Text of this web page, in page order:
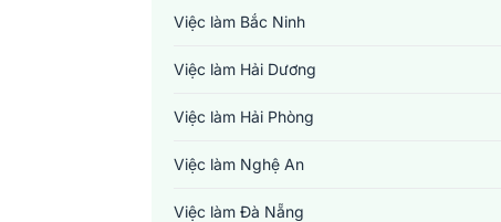
Việc làm Bắc Ninh
Việc làm Hải Dương
Việc làm Hải Phòng
Việc làm Nghệ An
Việc làm Đà Nẵng